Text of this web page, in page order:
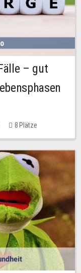
– gut
8 Plätze